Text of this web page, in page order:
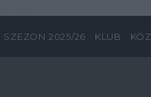
SZEZON 2025/26 KLUB